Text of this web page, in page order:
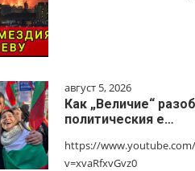
август 5, 2026
Как „Величие“
политическия е…
https://
v=xvaRfxvGvz0